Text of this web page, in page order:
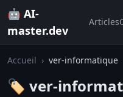
🤖 AI-
master.dev
Articles
Accueil › ver-informatique
🏷️ ver-